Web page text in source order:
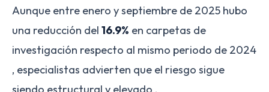
Aunque entre enero y septiembre de 2025 hubo
una reducción del 16.9% en carpetas de
investigación respecto al mismo periodo de 2024
, especialistas advierten que el riesgo sigue